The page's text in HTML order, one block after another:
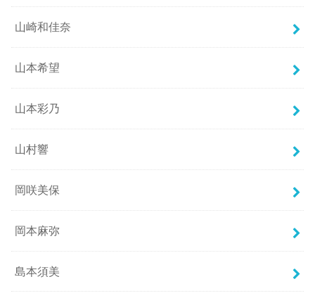
山崎和佳奈
山本希望
山本彩乃
山村響
岡咲美保
岡本麻弥
島本須美